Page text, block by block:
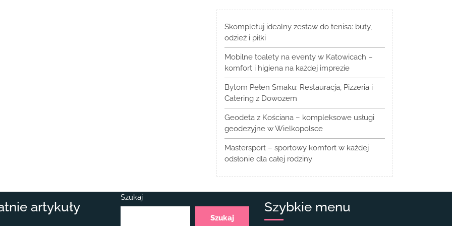
Skompletuj idealny zestaw do tenisa: buty,
odzież i piłki
Mobilne toalety na eventy w Katowicach –
komfort i higiena na każdej imprezie
Bytom Pełen Smaku: Restauracja, Pizzeria i
Catering z Dowozem
Geodeta z Kościana – kompleksowe usługi
geodezyjne w Wielkopolsce
Mastersport – sportowy komfort w każdej
odsłonie dla całej rodziny
artykuły
Szukaj
Szukaj
Szybkie menu